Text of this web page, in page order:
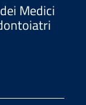
Medici